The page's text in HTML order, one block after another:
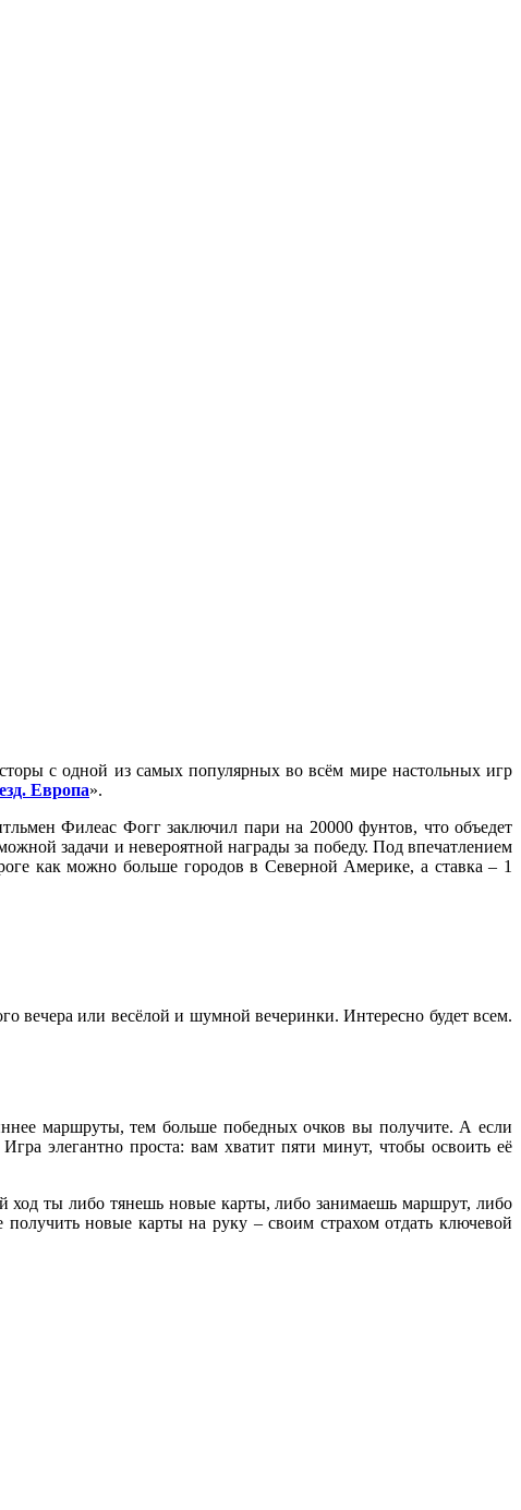
с одной из самых популярных во всём мире настольных игр
Европа».
Филеас Фогг заключил пари на 20000 фунтов, что объедет
задачи и невероятной награды за победу. Под впечатлением
как можно больше городов в Северной Америке, а ставка – 1
вечера или весёлой и шумной вечеринки. Интересно будет всем.
маршруты, тем больше победных очков вы получите. А если
элегантно проста: вам хватит пяти минут, чтобы освоить её
ты либо тянешь новые карты, либо занимаешь маршрут, либо
новые карты на руку – своим страхом отдать ключевой